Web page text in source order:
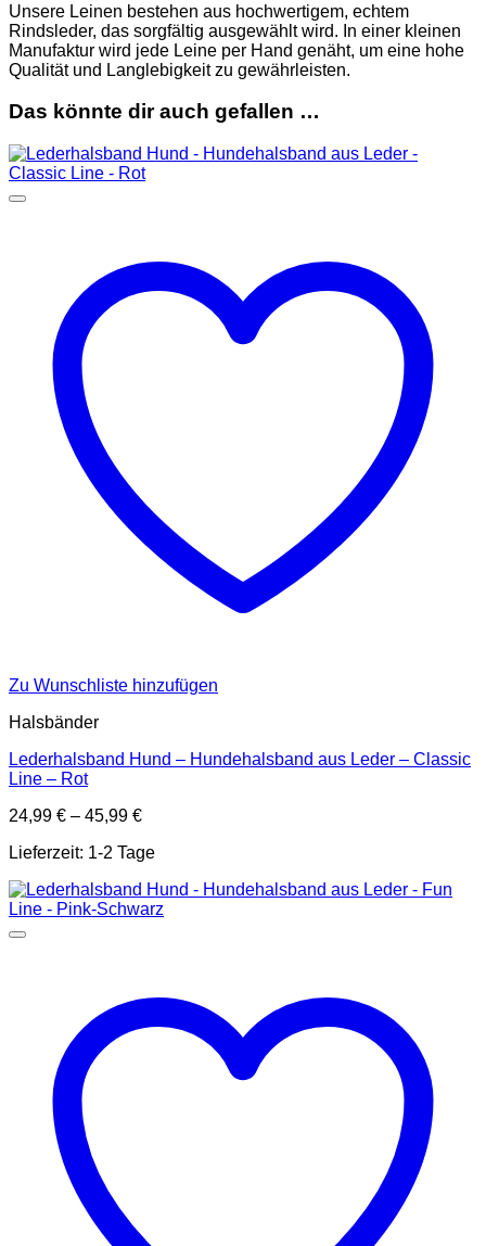
Unsere Leinen bestehen aus hochwertigem, echtem
Rindsleder, das sorgfältig ausgewählt wird. In einer kleinen
Manufaktur wird jede Leine per Hand genäht, um eine hohe
Qualität und Langlebigkeit zu gewährleisten.
Das könnte dir auch gefallen …
Zu Wunschliste hinzufügen
Halsbänder
Lederhalsband Hund – Hundehalsband aus Leder – Classic
Line – Rot
24,99 € – 45,99 €
Produkt
mehrere
Varianten
auf.
Produktseite
gewählt
werden
Lieferzeit: 1-2 Tage